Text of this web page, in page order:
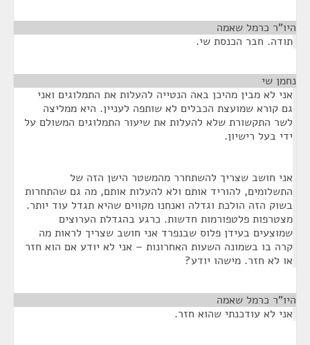
היו"ר כרמל שאמה
תודה. חבר הכנסת שי.
נחמן שי
אני לא מבין מהיכן באה הנטייה להעלות את התמלוגים ואני
גם קורא שמועצת הכבלים לא שותפה לעניין. היא ממליצה
לשר התקשורת שלא להעלות את שיעור התמלוגים המשולם על
ידי בעל רישיון.
אני חושב שצריך להשתחרר מהמשטר הישן הזה של
התשלומים, להוריד אותם ולא להעלות אותם, מה גם שהתחרות
בשוק הזה הולכת וגדלה ואנחנו מקווים שהיא תגדל עוד יותר.
מצטרפות פלטפורמות חדשות. כרגע בהגדלת הערוצים
שמוצעים בעידן פלוס שבנפרד אני חושב שצריך לראות מה
קרה בו בשמונה השעות האחרונות – אני לא יודע אם הוא חזר
או לא חזר. מישהו יודע?
היו"ר כרמל שאמה
אני לא עודכנתי שהוא חזר.